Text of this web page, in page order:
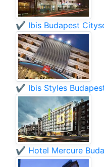
✔️ Ibis Budapest
✔️ Ibis Styles
✔️ Hotel Mercure